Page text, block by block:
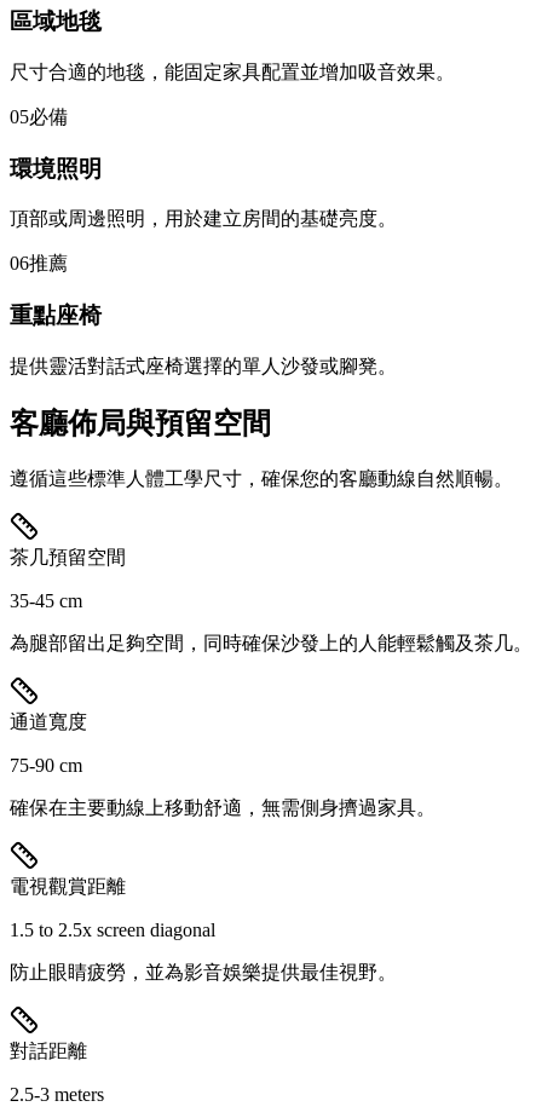
區域地毯
尺寸合適的地毯，能固定家具配置並增加吸音效果。
05必備
環境照明
頂部或周邊照明，用於建立房間的基礎亮度。
06推薦
重點座椅
提供靈活對話式座椅選擇的單人沙發或腳凳。
客廳佈局與預留空間
遵循這些標準人體工學尺寸，確保您的客廳動線自然順暢。
茶几預留空間
35-45 cm
為腿部留出足夠空間，同時確保沙發上的人能輕鬆觸及茶几。
通道寬度
75-90 cm
確保在主要動線上移動舒適，無需側身擠過家具。
電視觀賞距離
1.5 to 2.5x screen diagonal
防止眼睛疲勞，並為影音娛樂提供最佳視野。
對話距離
2.5-3 meters